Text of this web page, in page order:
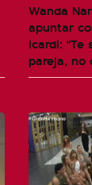
Wanda
apuntar
Icardi: "Te
pareja, no